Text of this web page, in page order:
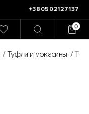
+380502127137
/ Туфли и мокасины /